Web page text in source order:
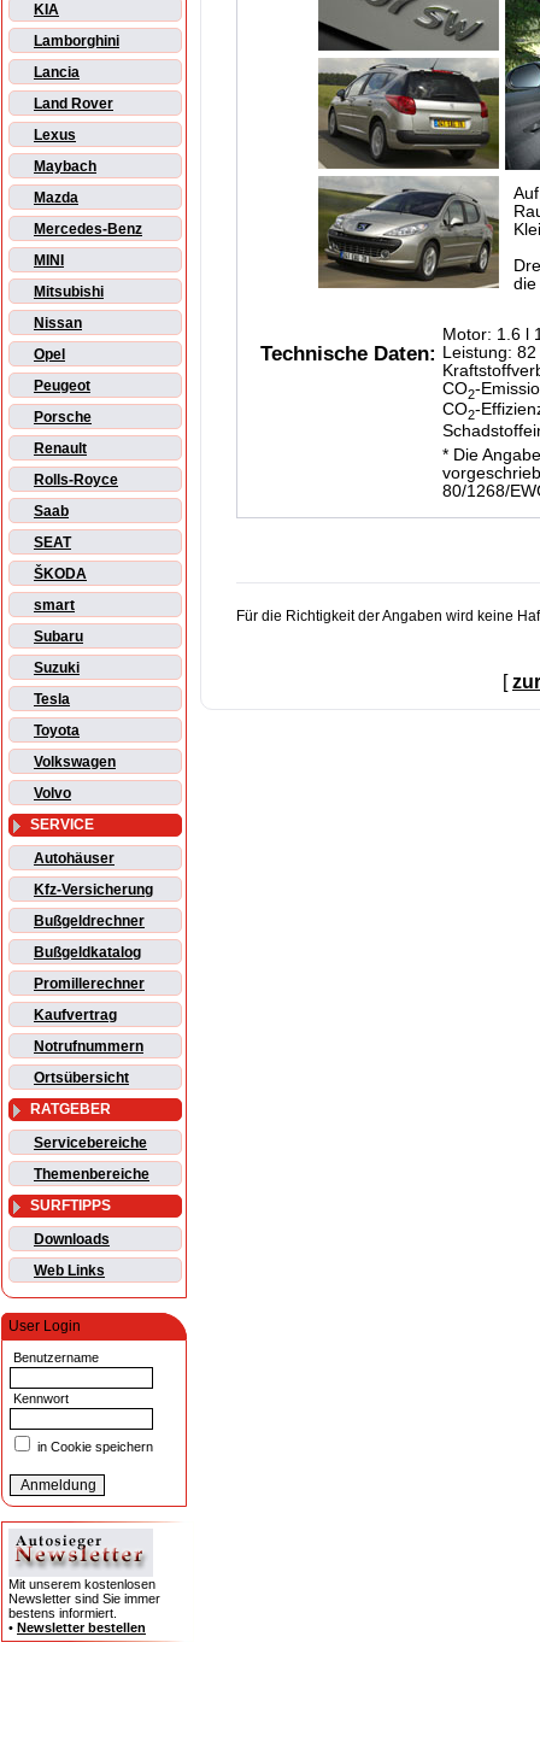
KIA
Lamborghini
Lancia
Land Rover
Lexus
Maybach
Mazda
Mercedes-Benz
MINI
Mitsubishi
Nissan
Opel
Peugeot
Porsche
Renault
Rolls-Royce
Saab
SEAT
ŠKODA
smart
Subaru
Suzuki
Tesla
Toyota
Volkswagen
Volvo
SERVICE
Autohäuser
Kfz-Versicherung
Bußgeldrechner
Bußgeldkatalog
Promillerechner
Kaufvertrag
Notrufnummern
Ortsübersicht
RATGEBER
Servicebereiche
Themenbereiche
SURFTIPPS
Downloads
Web Links
User Login
Benutzername
Kennwort
in Cookie speichern
Mit unserem kostenlosen
Newsletter sind Sie immer
bestens informiert.
• Newsletter bestellen
die
Technische Daten:
Motor: 1.6 l
Leistung:
CO2-
CO2-
* Die
80/1268/
Für die Richtigkeit der Angaben wird keine